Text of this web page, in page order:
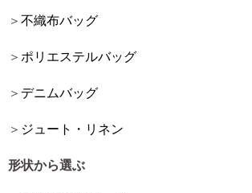
不織布バッグ
ポリエステルバッグ
デニムバッグ
ジュート・リネン
形状から選ぶ